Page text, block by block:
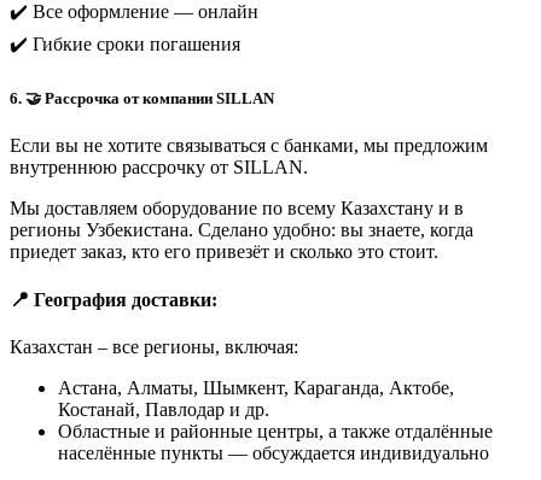
✔️ Все оформление — онлайн
✔️ Гибкие сроки погашения
6. 🤝 Рассрочка от компании SILLAN
Если вы не хотите связываться с банками, мы предложим
внутреннюю рассрочку от SILLAN.
Мы доставляем оборудование по всему Казахстану и в
регионы Узбекистана. Сделано удобно: вы знаете, когда
приедет заказ, кто его привезёт и сколько это стоит.
📍 География доставки:
Казахстан – все регионы, включая:
Астана, Алматы, Шымкент, Караганда, Актобе,
Костанай, Павлодар и др.
Областные и районные центры, а также отдалённые
населённые пункты — обсуждается индивидуально